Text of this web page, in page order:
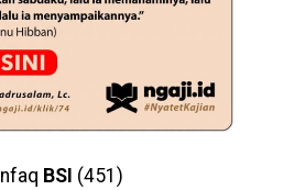
Infaq BSI (451)